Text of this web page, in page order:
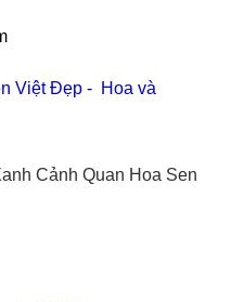
Việt Đẹp - Hoa và
Cảnh Quan Hoa Sen